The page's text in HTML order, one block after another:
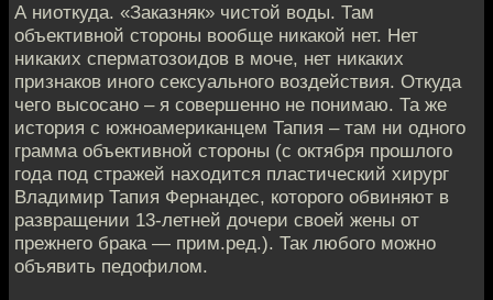
А ниоткуда. «Заказняк» чистой воды. Там
объективной стороны вообще никакой нет. Нет
никаких сперматозоидов в моче, нет никаких
признаков иного сексуального воздействия. Откуда
чего высосано – я совершенно не понимаю. Та же
история с южноамериканцем Тапия – там ни одного
грамма объективной стороны (с октября прошлого
года под стражей находится пластический хирург
Владимир Тапия Фернандес, которого обвиняют в
развращении 13-летней дочери своей жены от
прежнего брака — прим.ред.). Так любого можно
объявить педофилом.